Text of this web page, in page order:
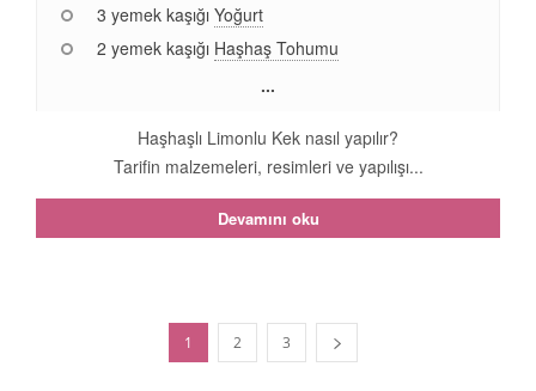
3 yemek kaşığı Yoğurt
2 yemek kaşığı Haşhaş Tohumu
...
Haşhaşlı Limonlu Kek nasıl yapılır?
Tarifin malzemeleri, resimleri ve yapılışı...
Devamını oku
1 2 3